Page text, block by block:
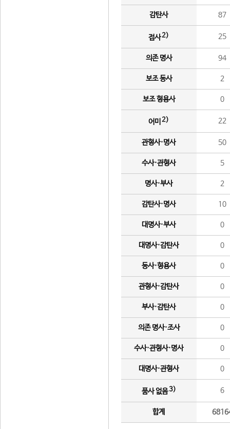
감탄사 87
접사2) 25
의존 명사 94
보조 동사 2
보조 형용사 0
어미 2) 22
관형사·명사 50
수사·관형사 5
명사·부사 2
감탄사·명사 10
대명사·부사 0
대명사·감탄사 0
동사·형용사 0
관형사·감탄사 0
부사·감탄사 0
의존 명사·조사 0
수사·관형사·명사 0
대명사·관형사 0
품사 없음3) 6
합계